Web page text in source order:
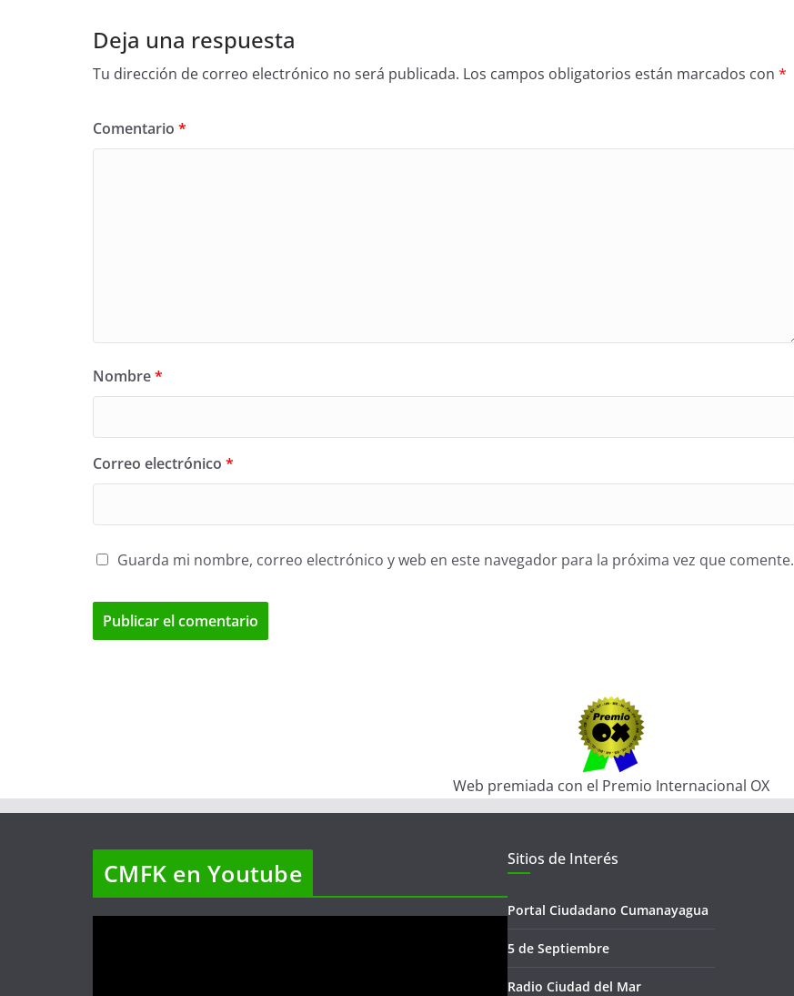
Deja una respuesta
Tu dirección de correo electrónico no será publicada. Los campos obligatorios están marcados con *
Comentario *
Nombre*
Correo electrónico *
Guarda mi nombre, correo electrónico y web en este navegador para la próxima vez que comente.
Web premiada con el Premio Internacional OX
CMFK en Youtube Sitios de Interés
Portal Ciudadano Cumanayagua
5 de Septiembre
Radio Ciudad del Mar